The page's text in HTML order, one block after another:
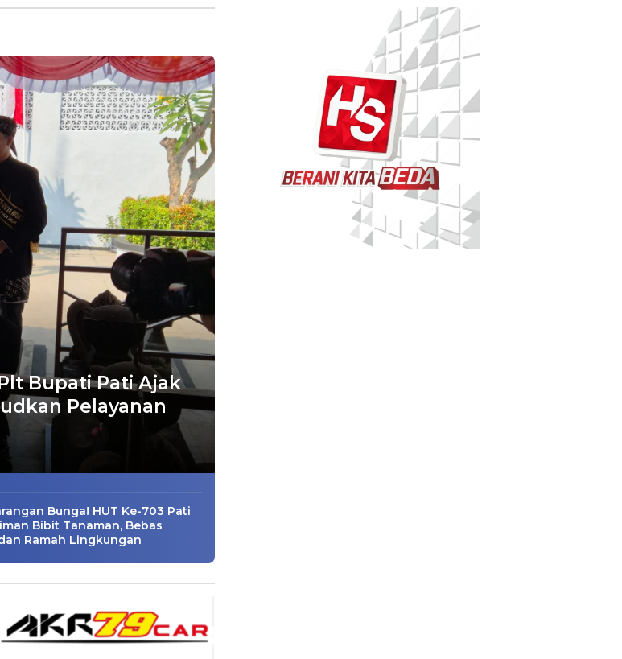
Bupati Pati Ajak
Pelayanan
Bunga! HUT Ke-703 Pati
Bibit Tanaman, Bebas
Ramah Lingkungan